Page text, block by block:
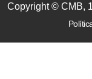
Copyright © CMB,